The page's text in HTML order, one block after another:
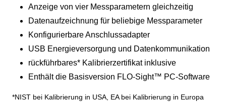
Anzeige von vier Messparametern gleichzeitig
Datenaufzeichnung für beliebige Messparameter
Konfigurierbare Anschlussadapter
USB Energieversorgung und Datenkommunikation
rückführbares* Kalibrierzertifikat inklusive
Enthält die Basisversion FLO-Sight™ PC-Software
*NIST bei Kalibrierung in USA, EA bei Kalibrierung in Europa